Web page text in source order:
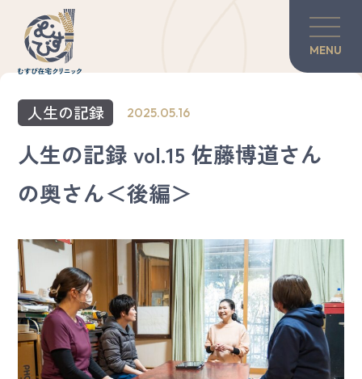
当院の紹介
訪問診療について
対談・コラム
患者さんのご家族へ
グリーフケア
医師×歯科医師の力
MENU
人生の記録 2025.05.16
人生の記録 vol.15 佐藤博道さん
の奥さん＜後編＞